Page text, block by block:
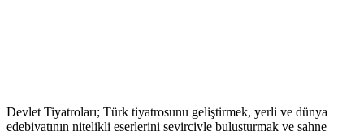
Devlet Tiyatroları; Türk tiyatrosunu geliştirmek, yerli ve dünya
edebiyatının nitelikli eserlerini seyirciyle buluşturmak ve sahne